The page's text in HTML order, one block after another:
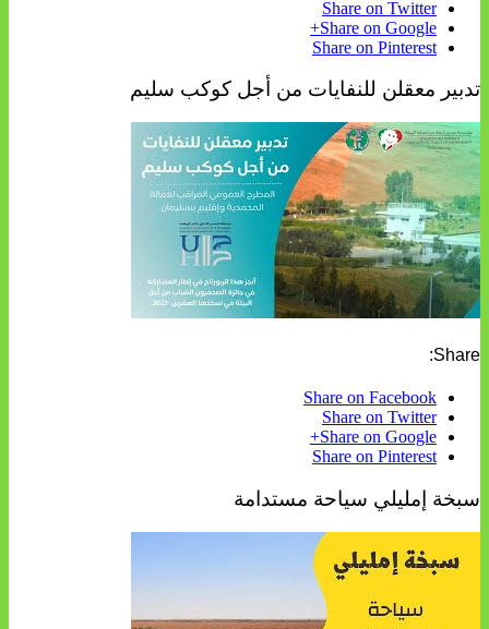
Share on Twitter
Share on Google+
Share on Pinterest
تدبير معقلن للنفايات من أجل كوكب سليم
Share:
Share on Facebook
Share on Twitter
Share on Google+
Share on Pinterest
سبخة إمليلي سياحة مستدامة